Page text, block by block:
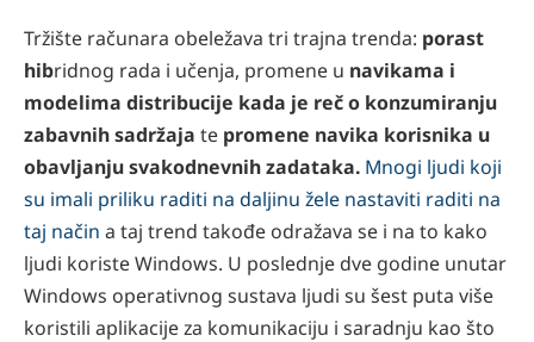
Tržište računara obeležava tri trajna trenda: porast
hibridnog rada i učenja, promene u navikama i
modelima distribucije kada je reč o konzumiranju
zabavnih sadržaja te promene navika korisnika u
obavljanju svakodnevnih zadataka. Mnogi ljudi koji
su imali priliku raditi na daljinu žele nastaviti raditi na
taj način a taj trend takođe odražava se i na to kako
ljudi koriste Windows. U poslednje dve godine unutar
Windows operativnog sustava ljudi su šest puta više
koristili aplikacije za komunikaciju i saradnju kao što